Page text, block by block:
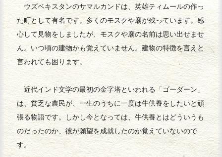
ウズベキスタンのサマルカンドは、英雄ティムールの作っ
た町として有名です。多くのモスクや廟が残っています。感
心して見物をしましたが、モスクや廟の名前は思い出せませ
ん。いつ頃の建物かも覚えていません。建物の特徴を言えと
言われても困ります。
近代インド文学の最初の金字塔といわれる「ゴーダーン」
は、貧乏な農民が、一生のうちに一度は牛供養をしたいと頑
張る物語です。しかし今となっては、牛供養とはどういうも
のだったのか、彼が願望を成就したのか覚えていないので
す。